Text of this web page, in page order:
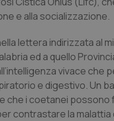
e alla socializzazione.
lettera indirizzata al
ed a quello
vivace che
e digestivo. Un
i coetanei
contrastare la